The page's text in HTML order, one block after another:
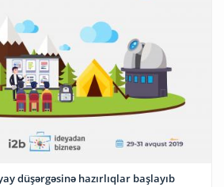
düşərgəsinə hazırlıqlar başlayıb